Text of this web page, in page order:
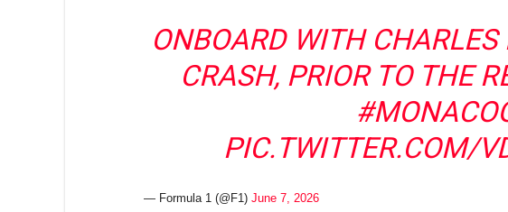
ONBOARD WITH CHARLES
CRASH, PRIOR TO THE
PIC.TWITTER.COM/
— Formula 1 (@F1) June 7, 2026